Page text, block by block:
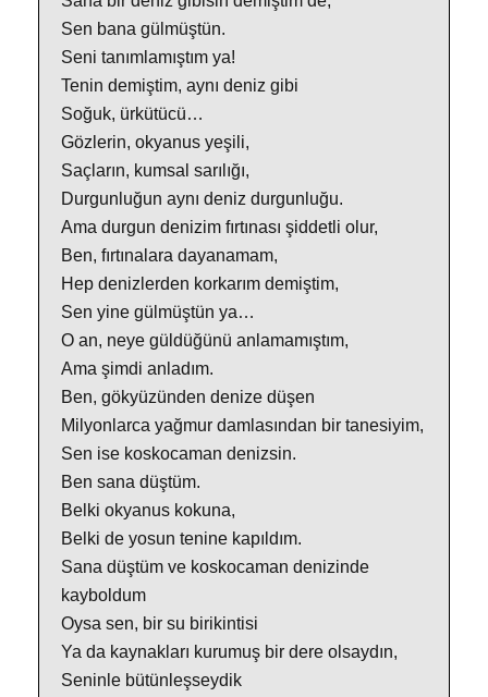
Sen bana gülmüştün.
Seni tanımlamıştım ya!
Tenin demiştim, aynı deniz gibi
Soğuk, ürkütücü…
Gözlerin, okyanus yeşili,
Saçların, kumsal sarılığı,
Durgunluğun aynı deniz durgunluğu.
Ama durgun denizim fırtınası şiddetli olur,
Ben, fırtınalara dayanamam,
Hep denizlerden korkarım demiştim,
Sen yine gülmüştün ya…
O an, neye güldüğünü anlamamıştım,
Ama şimdi anladım.
Ben, gökyüzünden denize düşen
Milyonlarca yağmur damlasından bir tanesiyim,
Sen ise koskocaman denizsin.
Ben sana düştüm.
Belki okyanus kokuna,
Belki de yosun tenine kapıldım.
Sana düştüm ve koskocaman denizinde
kayboldum
Oysa sen, bir su birikintisi
Ya da kaynakları kurumuş bir dere olsaydın,
Seninle bütünleşseydik